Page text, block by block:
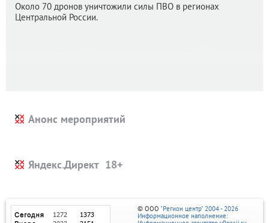
Около 70 дронов уничтожили силы ПВО в регионах
Центральной России.
Анонс мероприятий
Яндекс.Директ
© ООО "Регион центр" 2004 - 2026
Информационное наполнение: